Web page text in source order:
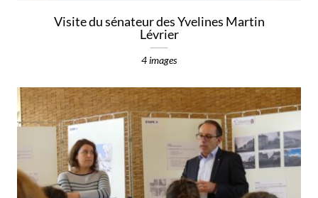
Visite du sénateur des Yvelines Martin
Lévrier
4 images